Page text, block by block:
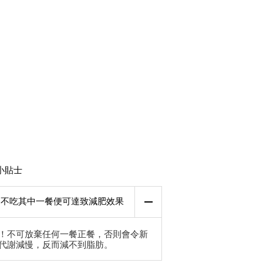
貼士
不吃其中一餐便可達致減肥效果
不可放棄任何一餐正餐，否則會令新
謝減慢，反而減不到脂肪。